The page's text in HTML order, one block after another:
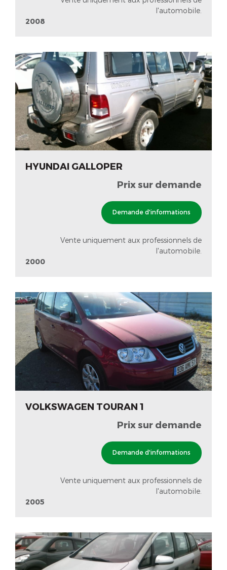
l'automobile.
2008
HYUNDAI GALLOPER
Prix sur demande
Demande d'informations
Vente uniquement aux professionnels de
l'automobile.
2000
VOLKSWAGEN TOURAN 1
Prix sur demande
Demande d'informations
Vente uniquement aux professionnels de
l'automobile.
2005